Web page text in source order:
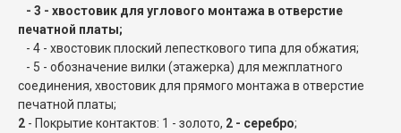
- 3 - хвостовик для углового монтажа в отверстие
печатной платы;
- 4 - хвостовик плоский лепесткового типа для обжатия;
- 5 - обозначение вилки (этажерка) для межплатного
соединения, хвостовик для прямого монтажа в отверстие
печатной платы;
2 - Покрытие контактов: 1 - золото, 2 - серебро;